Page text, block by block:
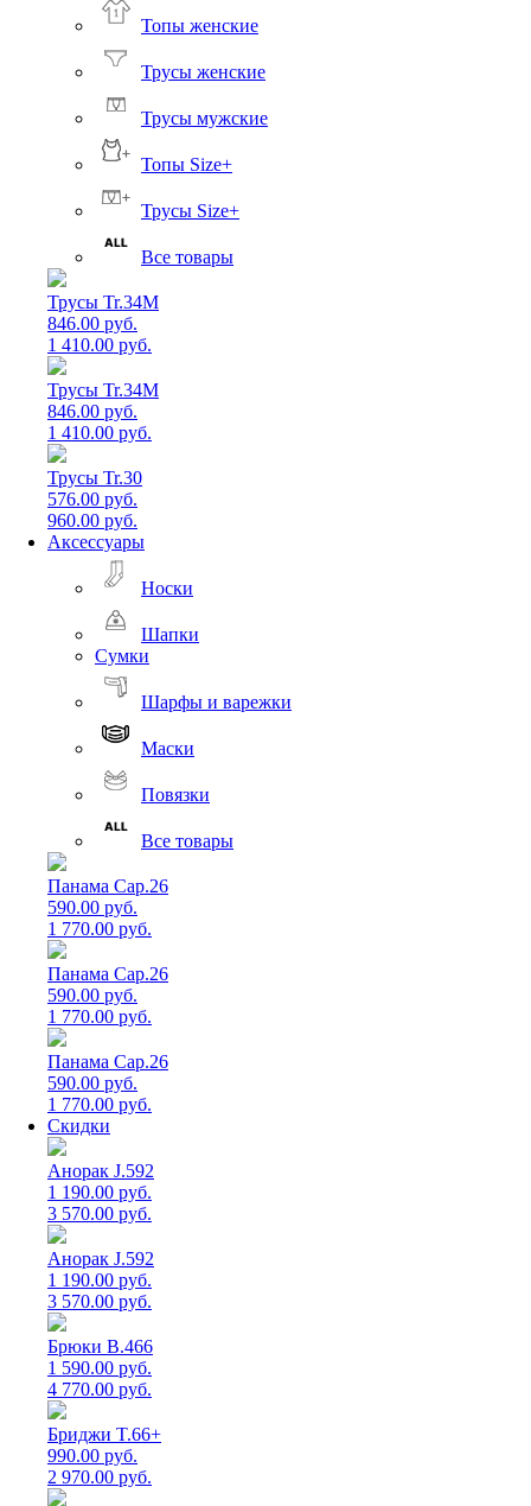
Топы женские
Трусы женские
Трусы мужские
Топы Size+
Трусы Size+
Все товары
Трусы Tr.34M
846.00 руб.
1 410.00 руб.
Трусы Tr.34M
846.00 руб.
1 410.00 руб.
Трусы Tr.30
576.00 руб.
960.00 руб.
Аксессуары
Носки
Шапки
Сумки
Шарфы и варежки
Маски
Повязки
Все товары
Панама Cap.26
590.00 руб.
1 770.00 руб.
Панама Cap.26
590.00 руб.
1 770.00 руб.
Панама Cap.26
590.00 руб.
1 770.00 руб.
Скидки
Анорак J.592
1 190.00 руб.
3 570.00 руб.
Анорак J.592
1 190.00 руб.
3 570.00 руб.
Брюки B.466
1 590.00 руб.
4 770.00 руб.
Бриджи T.66+
990.00 руб.
2 970.00 руб.